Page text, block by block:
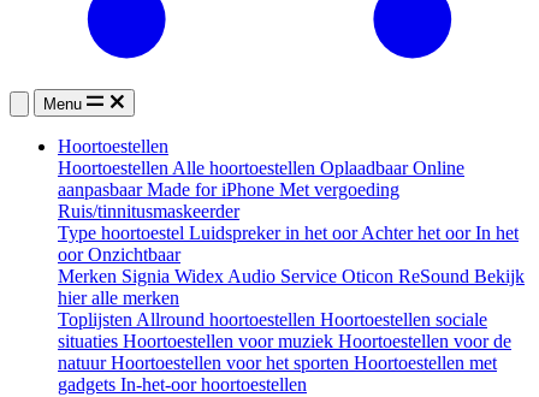
Menu
Hoortoestellen
HoortoestellenAlle hoortoestellen OplaadbaarOnline
aanpasbaarMade for iPhone Met vergoeding
Ruis/tinnitusmaskeerder
Type hoortoestel Luidspreker in het oorAchter het oorIn het
oorOnzichtbaar
Merken Signia WidexAudio Service Oticon ReSound Bekijk
hier alle merken
ToplijstenAllround hoortoestellen Hoortoestellen sociale
situaties Hoortoestellen voor muziek Hoortoestellen voor de
natuurHoortoestellen voor het sporten Hoortoestellen met
gadgets In-het-oor hoortoestellen